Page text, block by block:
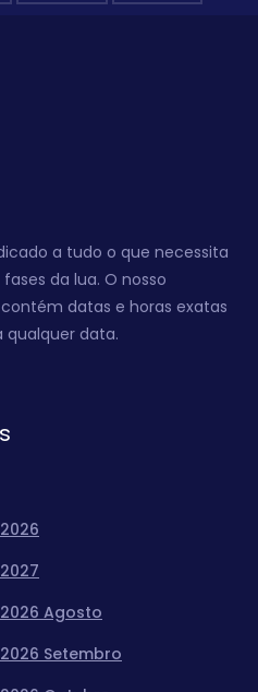
a tudo o que necessita
da lua. O nosso
datas e horas exatas
qualquer data.
Agosto
Setembro